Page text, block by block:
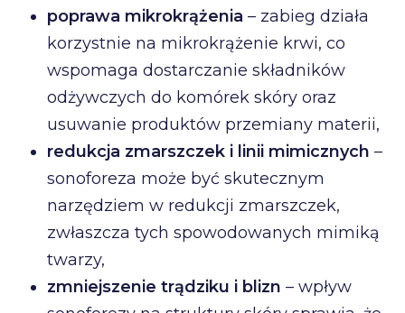
poprawa mikrokrążenia – zabieg działa
korzystnie na mikrokrążenie krwi, co
wspomaga dostarczanie składników
odżywczych do komórek skóry oraz
usuwanie produktów przemiany materii,
redukcja zmarszczek i linii mimicznych –
sonoforeza może być skutecznym
narzędziem w redukcji zmarszczek,
zwłaszcza tych spowodowanych mimiką
twarzy,
zmniejszenie trądziku i blizn– wpływ